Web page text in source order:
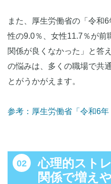
管理職・企業が従業員
管理職が職場の人間関係
個々に合わせたコミュ
定期的な面談の機会を
コミュニケーションを
悩みを相談できる窓口
また、厚生労働省の「令和
性の9.0％、女性11.7％が前
関係が良くなかった」と答
の悩みは、多くの職場で共
とがうかがえます。
参考：厚生労働省「令和6年
心理的スト
関係で増え